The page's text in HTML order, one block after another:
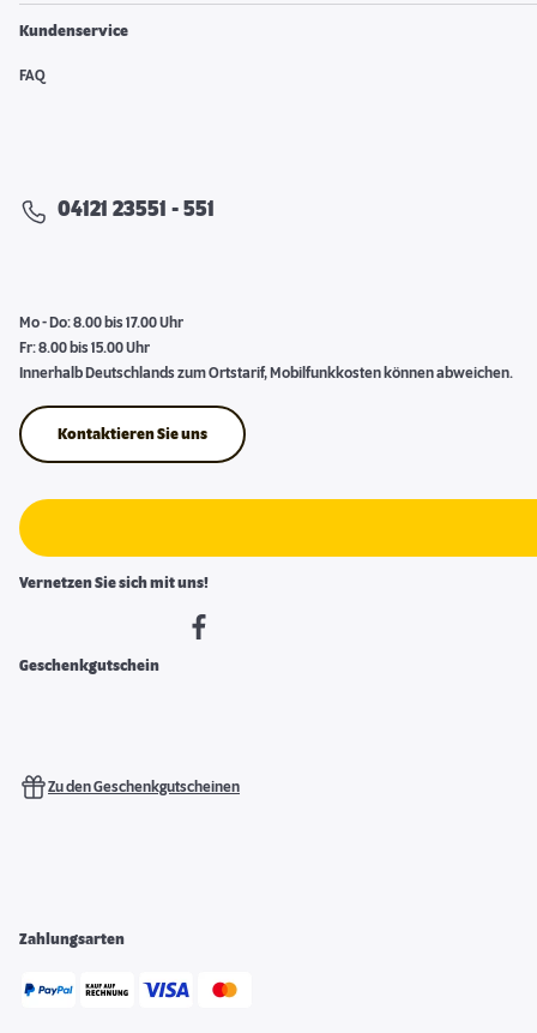
Kundenservice
FAQ
04121 23551 - 551
Mo - Do: 8.00 bis 17.00 Uhr
Fr: 8.00 bis 15.00 Uhr
Innerhalb Deutschlands zum Ortstarif, Mobilfunkkosten können abweichen.
Kontaktieren Sie uns
Vernetzen Sie sich mit uns!
Geschenkgutschein
Zu den Geschenkgutscheinen
Zahlungsarten